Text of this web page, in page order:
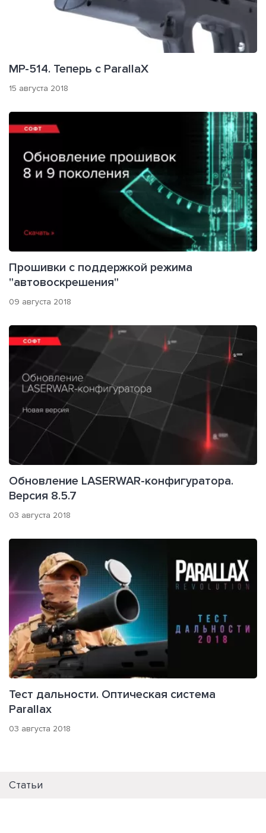
МР-514. Теперь с ParallaX
15 августа 2018
Прошивки с поддержкой режима
"автовоскрешения"
09 августа 2018
Обновление LASERWAR-конфигуратора.
Версия 8.5.7
03 августа 2018
Тест дальности. Оптическая система
Parallax
03 августа 2018
Статьи